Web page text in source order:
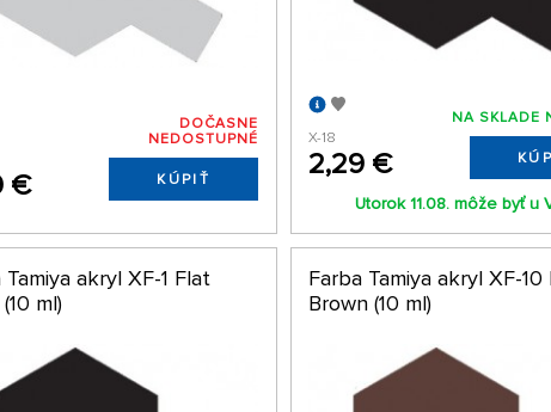
€
DOČASNE
NEDOSTUPNÉ
KÚPIŤ
X-18
2,29 €
NA SKLADE
Utorok 11.08. môže byť u
Tamiya akryl XF-1 Flat
ml)
Farba Tamiya akryl XF-10
Brown (10 ml)